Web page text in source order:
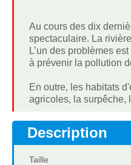
Au cours des dix
spectaculaire. La
L’un des problèmes
à prévenir la pollution
En outre, les habitats
agricoles, la surpêche,
Description
Taille